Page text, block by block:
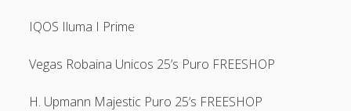
IQOS Iluma I Prime
Vegas Robaina Unicos 25’s Puro FREESHOP
H. Upmann Majestic Puro 25’s FREESHOP